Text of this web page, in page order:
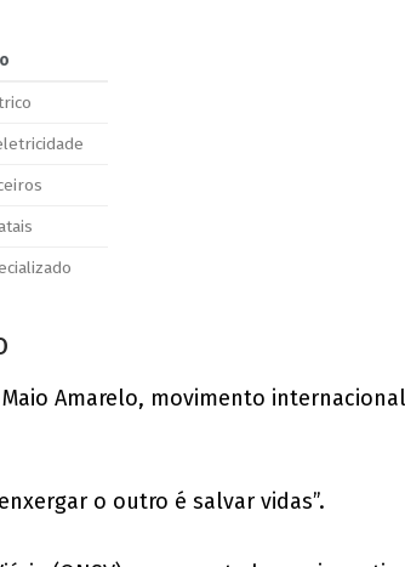
Amarelo, movimento
o outro é salvar vidas”.